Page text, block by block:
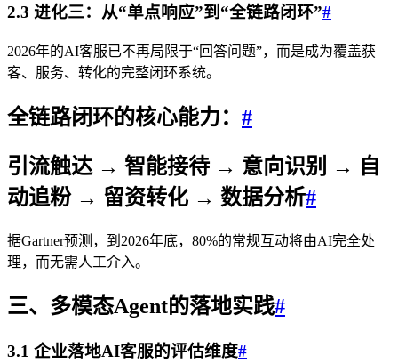
2.3 进化三：从“单点响应”到“全链路闭环”#
2026年的AI客服已不再局限于“回答问题”，而是成为覆盖获
客、服务、转化的完整闭环系统。
全链路闭环的核心能力： #
引流触达 → 智能接待 → 意向识别 → 自
动追粉 → 留资转化 → 数据分析#
据Gartner预测，到2026年底，80%的常规互动将由AI完全处
理，而无需人工介入。
三、多模态Agent的落地实践#
3.1 企业落地AI客服的评估维度#